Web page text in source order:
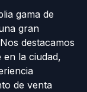
gama de
gran
destacamos
la ciudad,
de venta